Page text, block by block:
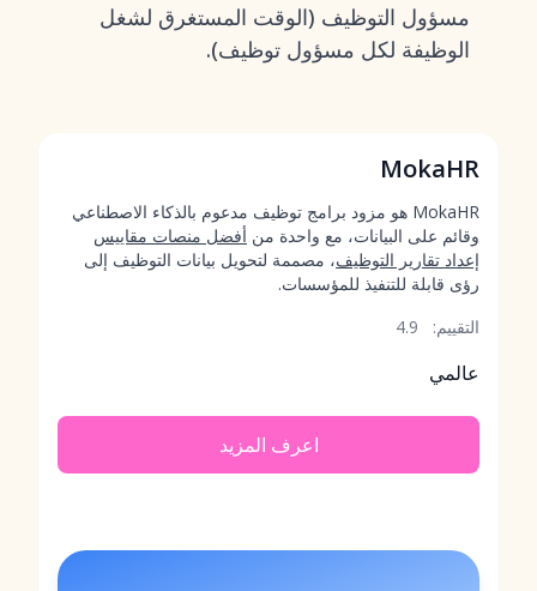
مسؤول التوظيف (الوقت المستغرق لشغل
الوظيفة لكل مسؤول توظيف).
MokaHR
MokaHR هو مزود برامج توظيف مدعوم بالذكاء الاصطناعي
وقائم على البيانات، مع واحدة من أفضل منصات مقاييس
إعداد تقارير التوظيف، مصممة لتحويل بيانات التوظيف إلى
رؤى قابلة للتنفيذ للمؤسسات.
التقييم:
4.9
عالمي
اعرف المزيد